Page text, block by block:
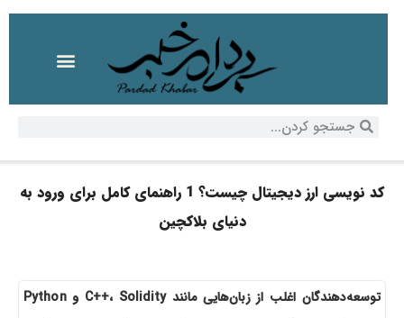
کد نویسی ارز دیجیتال چیست؟ 1 راهنمای کامل برای ورود به
دنیای بلاکچین
توسعه‌دهندگان اغلب از زبان‌هایی مانند C++، Solidity و Python